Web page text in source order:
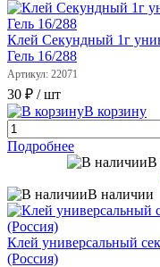
Клей Секундный 1г
Гель 16/288
Артикул: 22071
30 ₽ / шт
В корзину
Подробнее
В
В наличии
Клей универсальный
(Россия)